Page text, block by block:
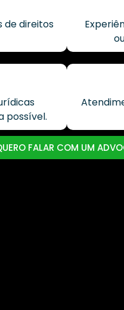
de direitos
possível.
FALAR COM UM